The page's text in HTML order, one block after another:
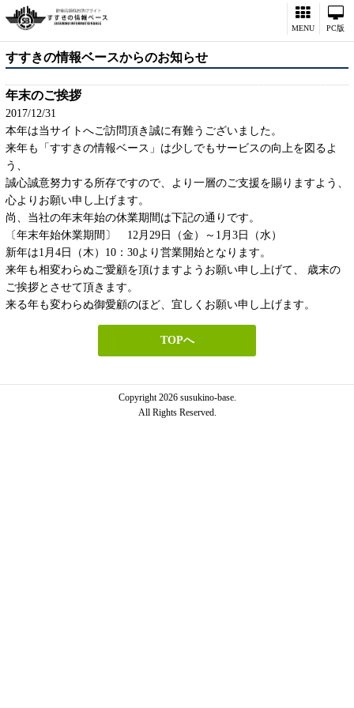
PC版
MENU
すすきの情報ベースからのお知らせ
年末のご挨拶
2017/12/31
本年は当サイトへご訪問頂き誠に有難うございました。
来年も「すすきの情報ベース」は少しでもサービスの向上を図るよ
う、
誠心誠意努力する所存ですので、より一層のご支援を賜りますよう、
心よりお願い申し上げます。
尚、当社の年末年始の休業期間は下記の通りです。
〔年末年始休業期間〕 12月29日（金）～1月3日（水）
新年は1月4日（木）10：30より営業開始となります。
来年も相変わらぬご愛顧を頂けますようお願い申し上げて、 歳末の
ご挨拶とさせて頂きます。
来る年も変わらぬ御愛顧のほど、宜しくお願い申し上げます。
TOPへ
Copyright 2026 susukino-base.
All Rights Reserved.